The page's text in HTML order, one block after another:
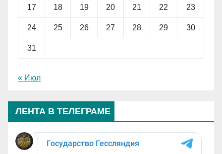
17 18 19 20 21 22 23
24 25 26 27 28 29 30
31
« Июл
ЛЕНТА В ТЕЛЕГРАМЕ